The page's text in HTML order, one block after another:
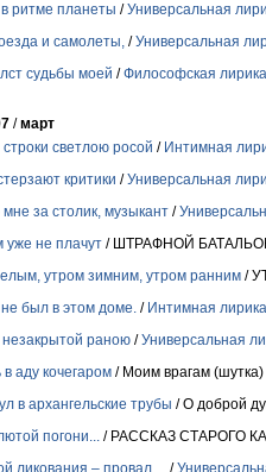
ритме планеты /Универсальная
и самолеты, /Универсальная
судьбы моей /Философская лирика
/март
светлою росой / Интимная
критики /Универсальная
за столик, музыкант /
уже не плачут / ШТРАФНОЙ
утром зимним, утром ранним /
был в этом доме. / Интимная лирика
незакрытой раною /Универсальная
аду кочегаром / Моим врагам
в архангельские трубы / О доброй
погони... / РАССКАЗ СТАРОГО
ликования – провал… /